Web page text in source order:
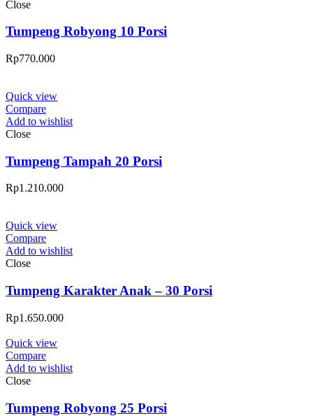
Close
Tumpeng Robyong 10 Porsi
Rp770.000
Quick view
Compare
Add to wishlist
Close
Tumpeng Tampah 20 Porsi
Rp1.210.000
Quick view
Compare
Add to wishlist
Close
Tumpeng Karakter Anak – 30 Porsi
Rp1.650.000
Quick view
Compare
Add to wishlist
Close
Tumpeng Robyong 25 Porsi